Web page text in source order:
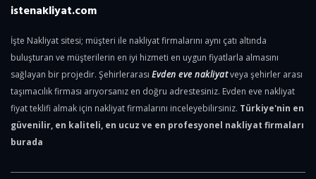
istenakliyat.com
İşte Nakliyat sitesi; müşteri ile nakliyat firmalarını aynı çatı altında
buluşturan ve müşterilerin en iyi hizmeti en uygun fiyatlarla almasını
sağlayan bir projedir. Şehirlerarası Evden eve nakliyatveya şehirler arası
taşımacılık firması arıyorsanız en doğru adrestesiniz. Evden eve nakliyat
fiyat teklifi almak için nakliyat firmalarını inceleyebilirsiniz. Türkiye'nin en
güvenilir, en kaliteli, en ucuz ve en profesyonel nakliyat firmaları
burada